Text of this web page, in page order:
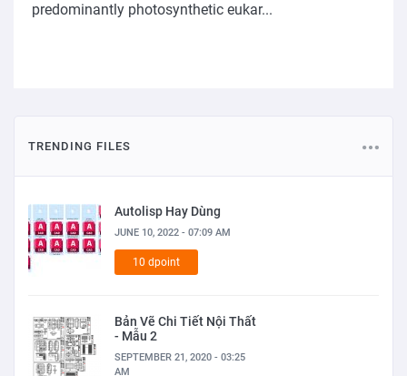
predominantly photosynthetic eukar...
TRENDING FILES
Autolisp Hay Dùng
JUNE 10, 2022 - 07:09 AM
10 dpoint
Bản Vẽ Chi Tiết Nội Thất
- Mẫu 2
SEPTEMBER 21, 2020 - 03:25
AM